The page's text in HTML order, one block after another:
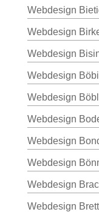
Webdesign
Webdesign
Webdesign
Webdesign
Webdesign
Webdesign
Webdesign
Webdesign
Webdesign
Webdesign